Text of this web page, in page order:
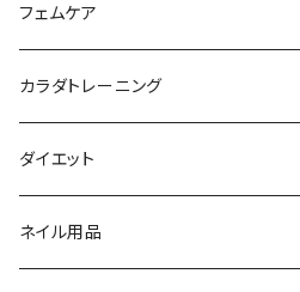
日焼け止め
パック
ボディ＆ハンドクリーム
セット販売
育毛
コーム
ヤーマン
ダイソン
リュミエリーナ
エレクトロン
サプリ・ハーブティー
【ギフトチケット】お店で使える
母の日ギフト
【ギフトチケット】オンラインサイトで使
ギフトセット
フェムケア
洗う（フェミニンウォッシュ）
保湿（オイル・ミルク）
生理・ニオイ・ムレ ケア
カラダトレーニング
リラックスアイテム
ダイエット
サプリ
ネイル用品